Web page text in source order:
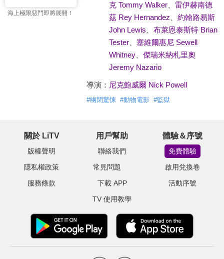
海上極限惡鬥即將展開！
克 Tommy Walker、 雷伊赫南德
茲 Rey Hernandez
約翰路易斯
John Lewis
布萊恩泰斯特 Brian
Tester、 塞維爾惠尼 Sewell
Whitney、 傑瑞米納札里奧
Jeremy Nazario
導演： 尼克鮑威爾 Nick Powell
#幽閉驚悚 #動物電影 #監獄
關於 LiTV
版權聲明
隱私權政策
服務條款
用戶幫助
聯絡我們
常見問題
下載 APP
TV 使用教學
體驗＆序號
免費體驗
啟用兌換卷
活動序號